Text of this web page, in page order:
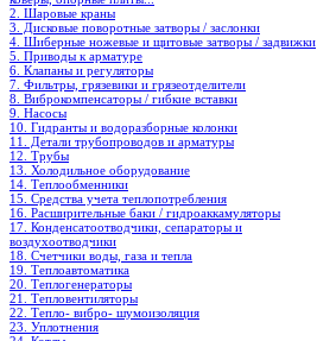
2. Шаровые краны
3. Дисковые поворотные затворы / заслонки
4. Шиберные ножевые и щитовые затворы / задвижки
5. Приводы к арматуре
6. Клапаны и регуляторы
7. Фильтры, грязевики и грязеотделители
8. Виброкомпенсаторы / гибкие вставки
9. Насосы
10. Гидранты и водоразборные колонки
11. Детали трубопроводов и арматуры
12. Трубы
13. Холодильное oборудование
14. Теплообменники
15. Средства учета теплопотребления
16. Расширительные баки / гидроаккамуляторы
17. Конденсатоотводчики, сепараторы и
воздухоотводчики
18. Счетчики воды, газа и тепла
19. Теплоавтоматика
20. Теплогенераторы
21. Тепловентиляторы
22. Тепло- вибро- шумоизоляция
23. Уплотнения